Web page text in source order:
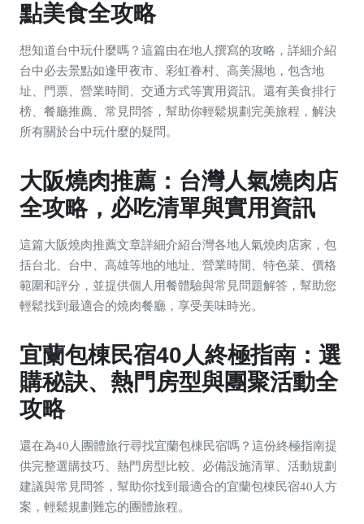
點美食全攻略
想知道台中玩什麼嗎？這篇由在地人撰寫的攻略，詳細介紹
台中必去景點如逢甲夜市、彩虹眷村、高美濕地，包含地
址、門票、營業時間、交通方式等實用資訊。還有美食排行
榜、餐廳推薦、常見問答，幫助你輕鬆規劃完美旅程，解決
所有關於台中玩什麼的疑問。
大阪燒肉推薦：台灣人氣燒肉店
全攻略，必吃清單與實用資訊
這篇大阪燒肉推薦文章詳細介紹台灣各地人氣燒肉店家，包
括台北、台中、高雄等地的地址、營業時間、特色菜、價格
範圍和評分，並提供個人用餐體驗與常見問題解答，幫助您
輕鬆找到最適合的燒肉餐廳，享受美味時光。
宜蘭包棟民宿40人終極指南：選
購秘訣、熱門房型與團聚活動全
攻略
還在為40人團體旅行尋找宜蘭包棟民宿嗎？這份終極指南提
供完整選購技巧、熱門房型比較、必備設施清單、活動規劃
建議與常見問答，幫助你找到最適合的宜蘭包棟民宿40人方
案，輕鬆規劃難忘的團體旅程。